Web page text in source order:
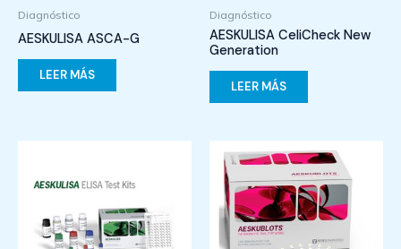
Diagnóstico
AESKULISA ASCA-G
LEER MÁS
Diagnóstico
AESKULISA CeliCheck New
Generation
LEER MÁS